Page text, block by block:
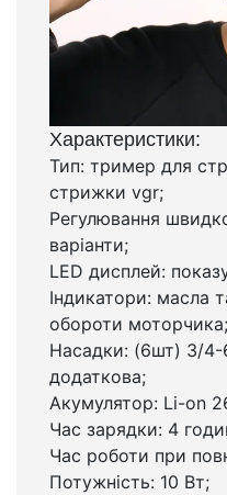
Характеристики:
Тип: тример для
стрижки vgr;
Регулювання
варіанти;
LED дисплей:
Індикатори: масла
обороти моторчика;
Насадки: (6шт) 3/
додаткова;
Акумулятор: Li-on
Час зарядки: 4
Час роботи при
Потужність: 10 Вт;